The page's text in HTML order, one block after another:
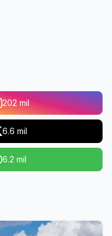
202 mil
6.6 mil
6.2 mil